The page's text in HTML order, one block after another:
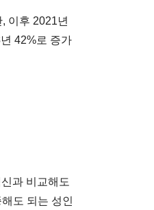
이후 2021년
42%로 증가
과 비교해도
도 되는 성인